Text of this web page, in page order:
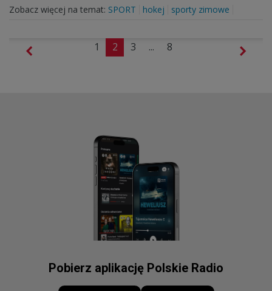
Zobacz więcej na temat: SPORT hokej sporty zimowe
1 2 3 ... 8
Pobierz aplikację Polskie Radio